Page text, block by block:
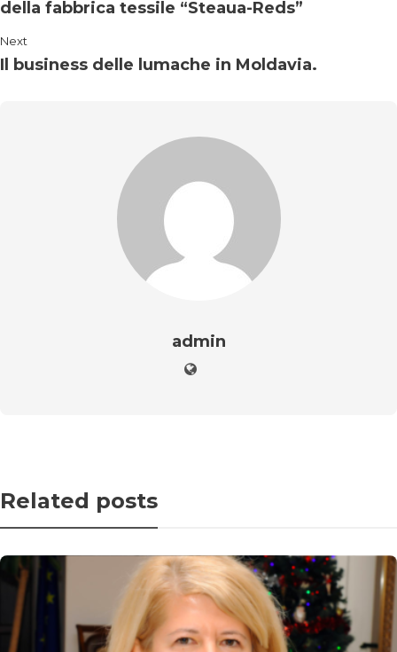
della fabbrica tessile “Steaua-Reds”
Next
Il business delle lumache in Moldavia.
admin
Related posts